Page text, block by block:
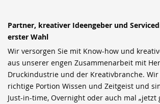
Partner, kreativer Ideengeber und
erster Wahl
Wir versorgen Sie mit Know-how und
aus unserer engen Zusammenarbeit mit
Druckindustrie und der Kreativbranche.
richtige Portion Wissen und Zeitgeist und
Just-in-time, Overnight oder auch mal „jetzt